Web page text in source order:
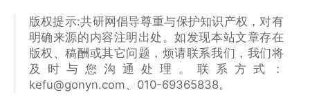
版权提示:共研网倡导尊重与保护知识产权，对有
明确来源的内容注明出处。如发现本站文章存在
版权、稿酬或其它问题，烦请联系我们，我们将
及时与您沟通处理。联系方式：
kefu@gonyn.com、010-69365838。